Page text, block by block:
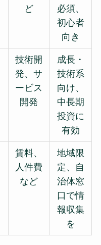
ど
必須、
初心者
向き
技術開
発、サ
ービス
開発
成長・
技術系
向け、
中長期
投資に
有効
賃料、
人件費
など
地域限
定、自
治体窓
口で情
報収集
を